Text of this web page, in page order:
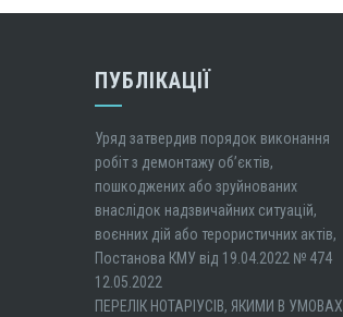
ПУБЛІКАЦІЇ
Уряд затвердив порядок виконання
робіт з демонтажу об’єктів,
пошкоджених або зруйнованих
внаслідок надзвичайних ситуацій,
воєнних дій або терористичних актів,
Постанова КМУ від 19.04.2022 № 474
12.05.2022
ПЕРЕЛІК НОТАРІУСІВ, ЯКИМИ В УМОВАХ